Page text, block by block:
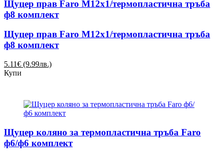
Щуцер прав Faro М12х1/термопластична тръба
ф8 комплект
Щуцер прав Faro М12х1/термопластична тръба
ф8 комплект
5.11€ (9.99лв.)
Купи
Щуцер коляно за термопластична тръба Faro
ф6/ф6 комплект